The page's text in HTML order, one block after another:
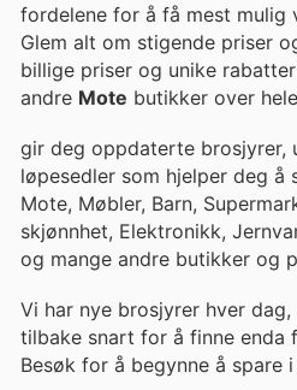
fordelene for å få mest mulig
Glem alt om stigende priser og
billige priser og unike
andre Mote butikker over
gir deg oppdaterte brosjyrer,
løpesedler som hjelper deg å
Mote, Møbler, Barn,
skjønnhet, Elektronikk,
og mange andre butikker og
Vi har nye brosjyrer hver
tilbake snart for å finne enda
Besøk for å begynne å spare i